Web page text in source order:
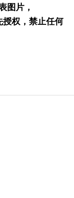
图片，
权，禁止任何